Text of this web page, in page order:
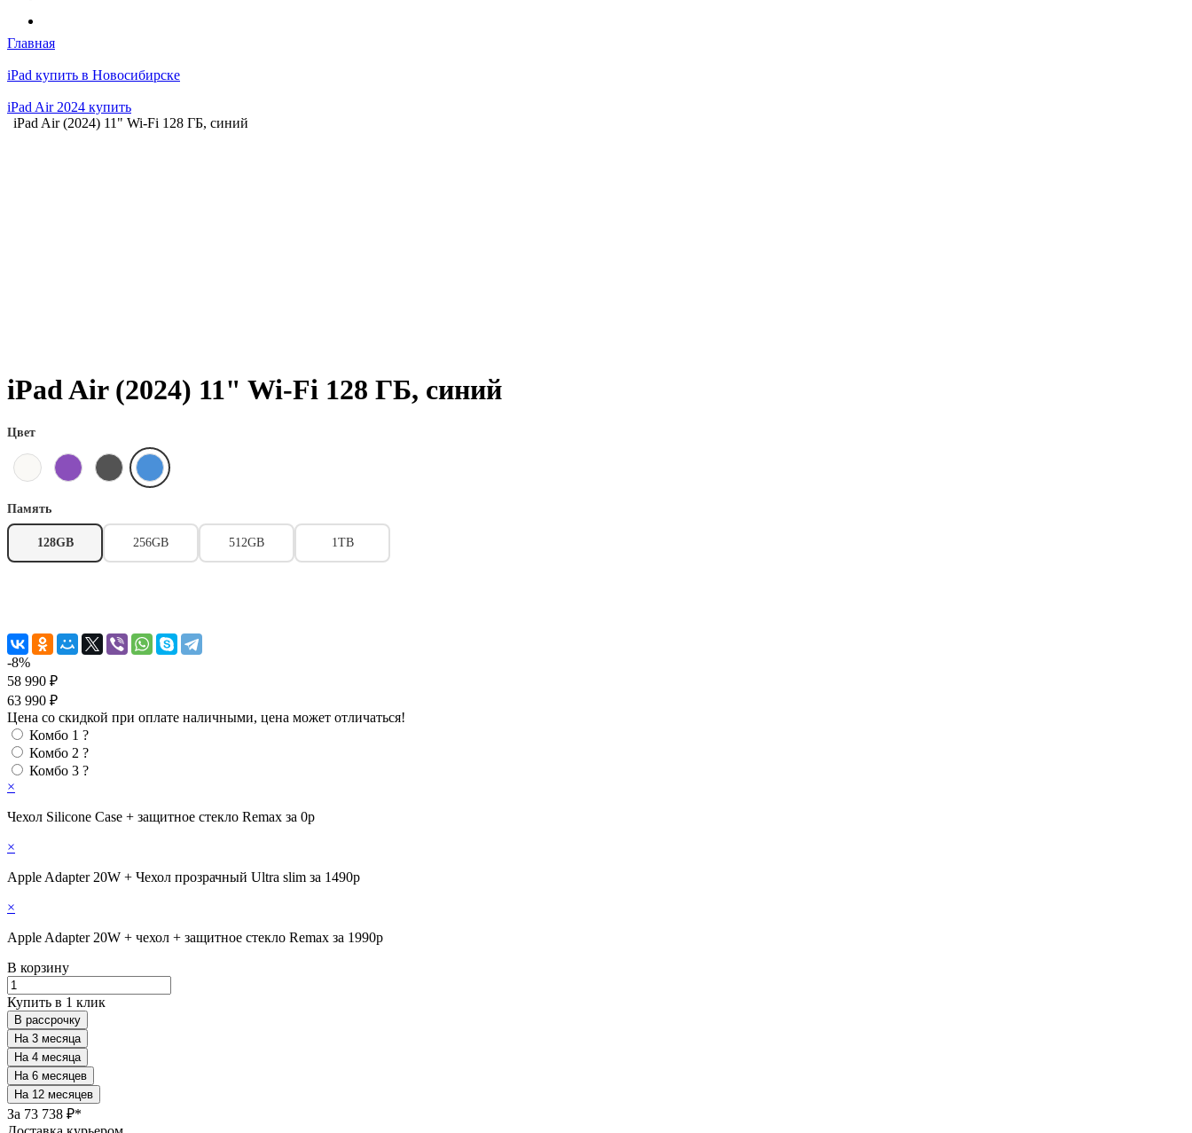
Главная
iPad купить в Новосибирске
iPad Air 2024 купить
iPad Air (2024) 11" Wi-Fi 128 ГБ, синий
iPad Air (2024) 11" Wi-Fi 128 ГБ, синий
Цвет
Память
128GB 256GB 512GB 1TB
-8%
58 990 ₽
63 990 ₽
Цена со скидкой при оплате наличными, цена может отличаться!
Комбо 1 ?
Комбо 2 ?
Комбо 3 ?
×
Чехол Silicone Case + защитное стекло Remax за 0р
×
Apple Adapter 20W + Чехол прозрачный Ultra slim за 1490р
×
Apple Adapter 20W + чехол + защитное стекло Remax за 1990р
В корзину
Купить в 1 клик
В рассрочку
За 73 738 ₽*